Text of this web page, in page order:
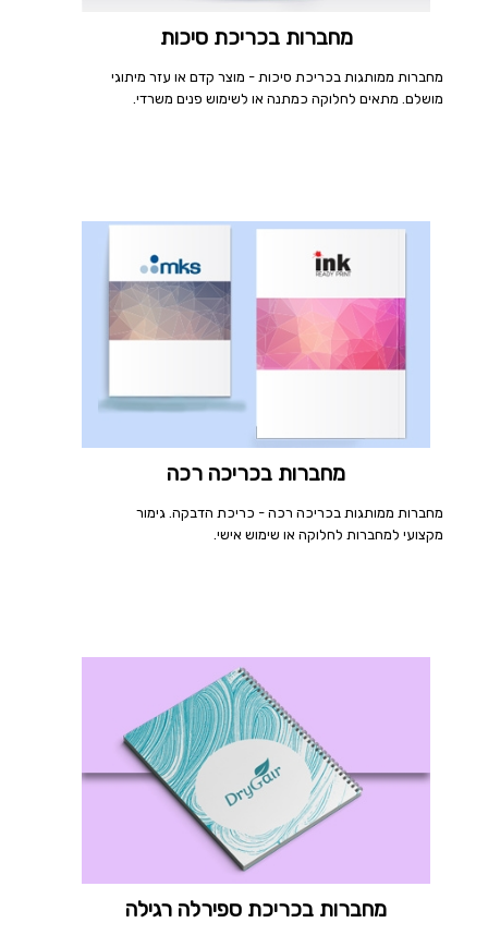
מחברות בכריכת סיכות
מחברות ממותגות בכריכת סיכות - מוצר קדם או עזר מיתוגי
מושלם. מתאים לחלוקה כמתנה או לשימוש פנים משרדי.
מחברות בכריכה רכה
מחברות ממותגות בכריכה רכה - כריכת הדבקה. גימור
מקצועי למחברות לחלוקה או שימוש אישי.
מחברות בכריכת ספירלה רגילה